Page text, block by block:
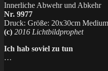
Innerliche Abwehr und Abkehr
Nr. 9977
Druck: Größe: 20x30cm
(c) 2016 Lichtbildprophet
Ich hab soviel zu tun
…